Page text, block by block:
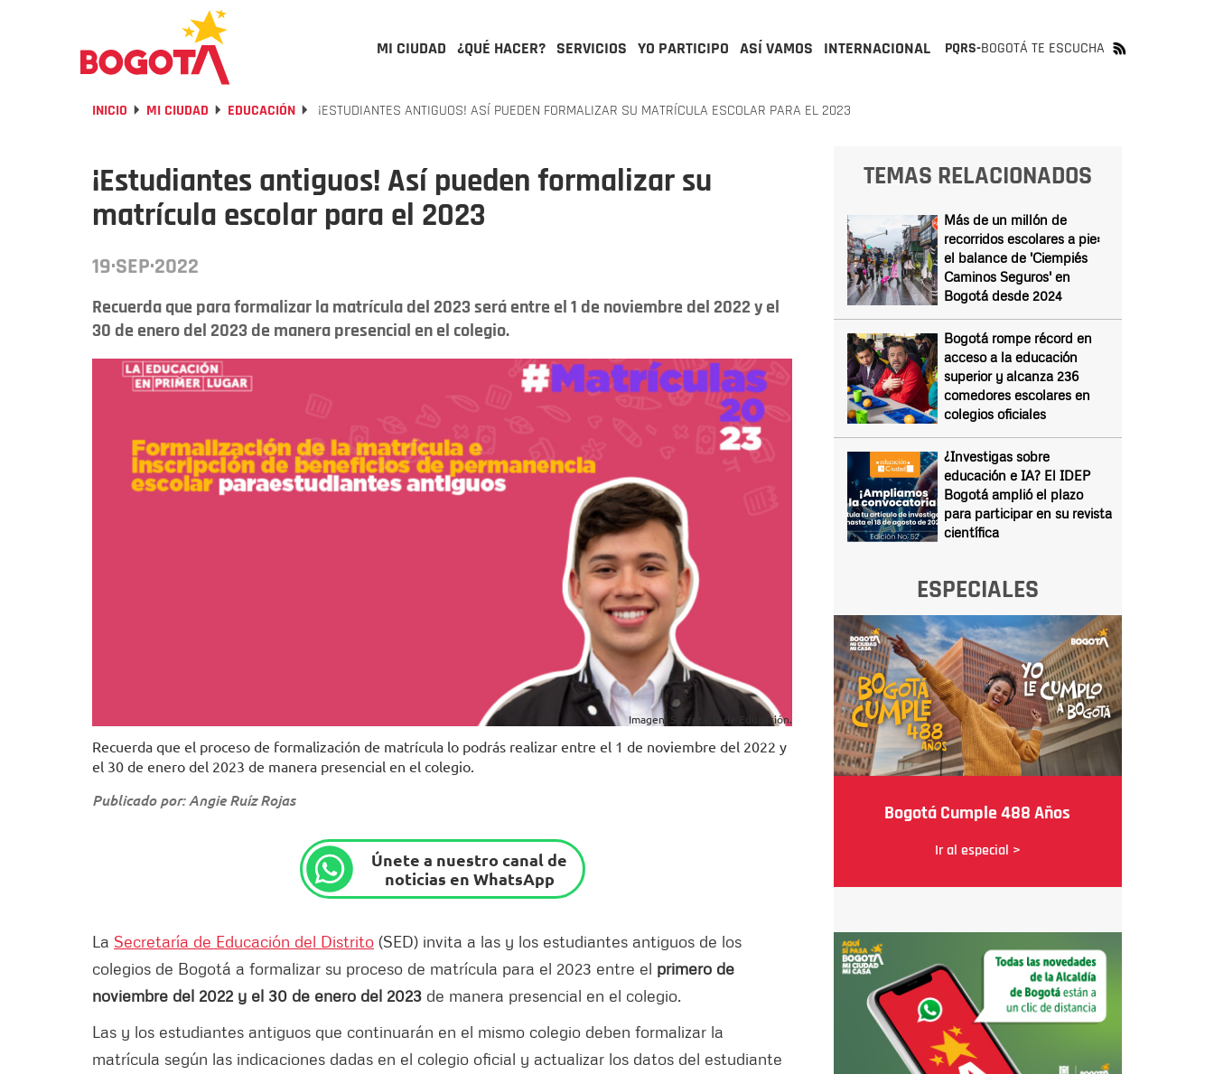
MI CIUDAD ¿QUÉ HACER? SERVICIOS YO PARTICIPO ASÍ VAMOS INTERNACIONAL PQRS-BOGOTÁ TE ESCUCHA
INICIO MI CIUDAD EDUCACIÓN ¡ESTUDIANTES ANTIGUOS! ASÍ PUEDEN FORMALIZAR SU MATRÍCULA ESCOLAR PARA EL 2023
¡Estudiantes antiguos! Así pueden formalizar su
matrícula escolar para el 2023
19·SEP·2022
Recuerda que para formalizar la matrícula del 2023 será entre el 1 de noviembre del 2022 y el
30 de enero del 2023 de manera presencial en el colegio.
Imagen: Secretaría de Educación.
Recuerda que el proceso de formalización de matrícula lo podrás realizar entre el 1 de noviembre del 2022 y
el 30 de enero del 2023 de manera presencial en el colegio.
Publicado por: Angie Ruíz Rojas
Únete a nuestro canal de
noticias en WhatsApp
La Secretaría de Educación del Distrito (SED) invita a las y los estudiantes antiguos de los
colegios de Bogotá a formalizar su proceso de matrícula para el 2023 entre el primero de
noviembre del 2022 y el 30 de enero del 2023 de manera presencial en el colegio.
Las y los estudiantes antiguos que continuarán en el mismo colegio deben formalizar la
matrícula según las indicaciones dadas en el colegio oficial y actualizar los datos del estudiante
TEMAS RELACIONADOS
Más de un millón de
recorridos escolares a pie:
el balance de 'Ciempiés
Caminos Seguros' en
Bogotá desde 2024
Bogotá rompe récord en
acceso a la educación
superior y alcanza 236
comedores escolares en
colegios oficiales
¿Investigas sobre
educación e IA? El IDEP
Bogotá amplió el plazo
para participar en su revista
científica
ESPECIALES
Bogotá Cumple 488 Años
Ir al especial >